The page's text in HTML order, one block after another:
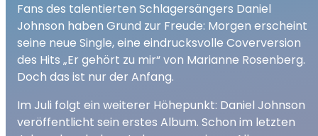
Fans des talentierten Schlagersängers Daniel
Johnson haben Grund zur Freude: Morgen erscheint
seine neue Single, eine eindrucksvolle Coverversion
des Hits „Er gehört zu mir“ von Marianne Rosenberg.
Doch das ist nur der Anfang.
Im Juli folgt ein weiterer Höhepunkt: Daniel Johnson
veröffentlicht sein erstes Album. Schon im letzten